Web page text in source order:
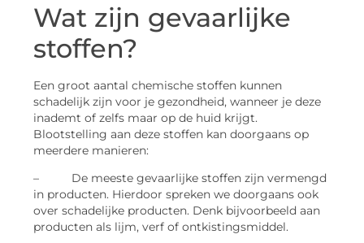
Wat zijn gevaarlijke
stoffen?
Een groot aantal chemische stoffen kunnen
schadelijk zijn voor je gezondheid, wanneer je deze
inademt of zelfs maar op de huid krijgt.
Blootstelling aan deze stoffen kan doorgaans op
meerdere manieren:
– De meeste gevaarlijke stoffen zijn vermengd
in producten. Hierdoor spreken we doorgaans ook
over schadelijke producten. Denk bijvoorbeeld aan
producten als lijm, verf of ontkistingsmiddel.